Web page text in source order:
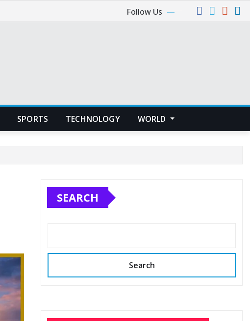
Follow Us
SPORTS TECHNOLOGY WORLD
SEARCH
Search